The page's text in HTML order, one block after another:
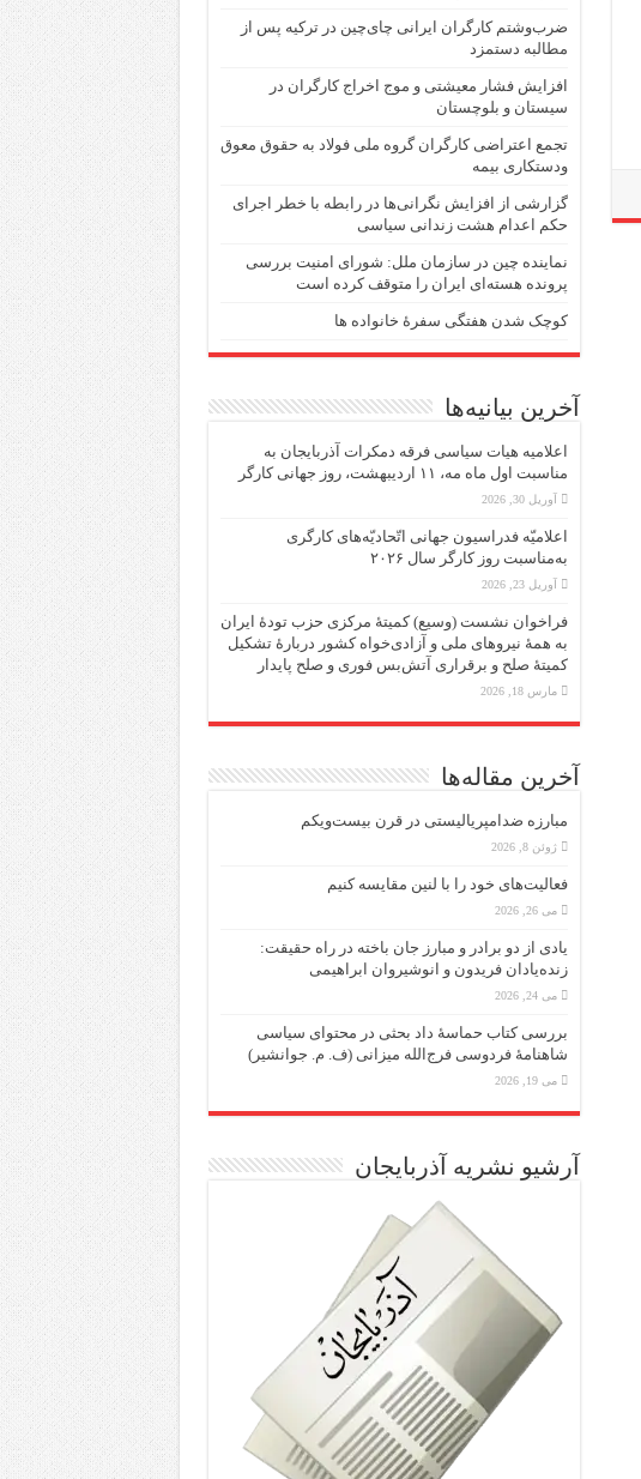
ضرب‌وشتم کارگران ایرانی چای‌چین در ترکیه پس از
مطالبه دستمزد
افزایش فشار معیشتی و موج اخراج کارگران در
سیستان و بلوچستان
تجمع اعتراضی کارگران گروه ملی فولاد به حقوق معوق
ودستکاری بیمه
گزارشی از افزایش نگرانی‌ها در رابطە با خطر اجرای
حکم اعدام هشت زندانی سیاسی
نماینده چین در سازمان ملل: شورای امنیت بررسی
پرونده هسته‌ای ایران را متوقف کرده است
کوچک‌ شدن هفتگی سفرهٔ خانواده ها
آخرین بیانیه‌ها
اعلامیه هیات سیاسی فرقه دمکرات آذربایجان به
مناسبت اول ماه مه، ۱۱ اردیبهشت، روز جهانی کارگر
آوریل 30, 2026
اعلامیّه فدراسیون جهانی اتّحادیّه‌های کارگری
به‌مناسبت روز کارگر سال ۲۰۲۶
آوریل 23, 2026
فراخوان نشست (وسیع)‌ کمیتهٔ‌ مرکزی حزب تودهٔ ایران
به همهٔ نیروهای ملی و آزادی‌خواه کشور دربارهٔ تشکیل
کمیتهٔ صلح و برقراری آتش‌بس فوری و صلح پایدار
مارس 18, 2026
آخرین مقاله‌ها
مبارزه ضد‌امپریالیستی در قرن بیست‌ویکم
ژوئن 8, 2026
فعالیت‌های خود را با لنین مقایسه کنیم
می 26, 2026
یادی از دو برادر و مبارز جان باخته در راه حقیقت:
زنده‌یادان فریدون و انوشیروان ابراهیمی
می 24, 2026
بررسی کتاب حماسۀ داد بحثی در محتوای سیاسی
شاهنامۀ فردوسی فرج‌الله میزانی (ف. م. جوانشیر)
می 19, 2026
آرشیو نشریه آذربایجان